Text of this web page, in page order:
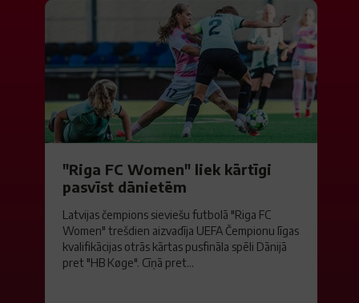
"Riga FC Women" liek kārtīgi
pasvīst dānietēm
Latvijas čempions sieviešu futbolā "Riga FC
Women" trešdien aizvadīja UEFA Čempionu līgas
kvalifikācijas otrās kārtas pusfināla spēli Dānijā
pret "HB Køge". Cīņā pret...